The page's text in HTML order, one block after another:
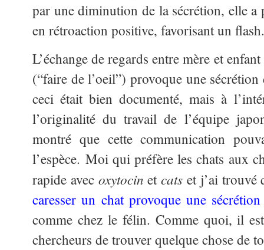
par une diminution de la sécrétion, elle a
en rétroaction positive, favorisant un flash.
L’échange de regards entre mère et
(“faire de l’oeil”) provoque une
ceci était bien documenté, mais à
l’originalité du travail de l’équipe
montré que cette communication
l’espèce. Moi qui préfère les chats aux
rapide avec oxytocin etcats et j’ai trouvé
caresser un chat provoque une
comme chez le félin. Comme quoi, il
chercheurs de trouver quelque chose de